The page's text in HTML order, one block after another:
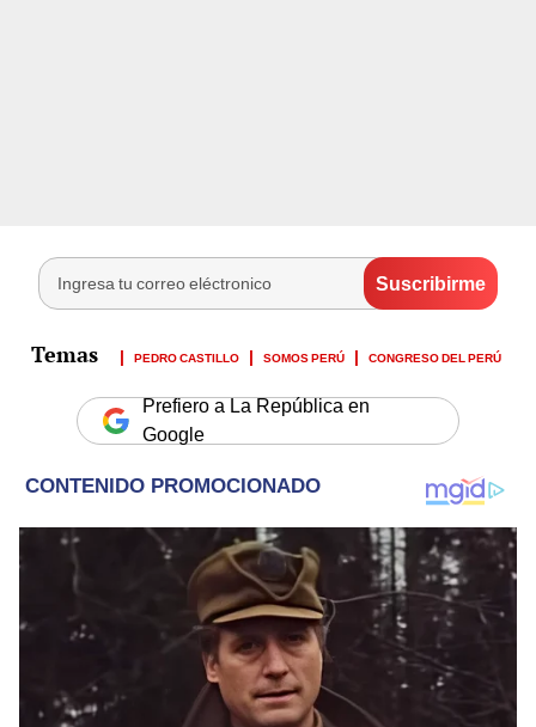
PEDRO CASTILLO SOMOS PERÚ CONGRESO DEL PERÚ
Prefiero a La República en
Google